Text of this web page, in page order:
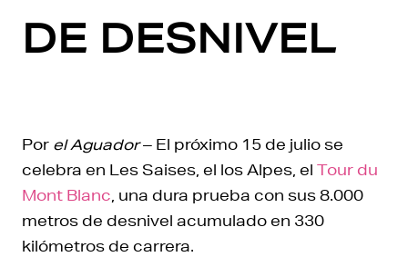
DE DESNIVEL
Por el Aguador– El próximo 15 de julio se
celebra en Les Saises, el los Alpes, el Tour du
Mont Blanc, una dura prueba con sus 8.000
metros de desnivel acumulado en 330
kilómetros de carrera.